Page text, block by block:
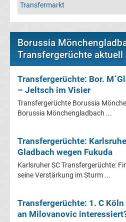
Bayer
Transfergerüchte
Bayern
München
Transfergerüchte
Borussia
Transfergerüchte
Transfermarkt
Borussia
Transfergerüchte aktuell
Transfergerüchte: Bor.
– Jeltsch im Visier
Transfergerüchte Borussia
Borussia Mönchengladbach ...
Transfergerüchte:
Gladbach wegen Fukuda
Karlsruher SC Transfergerüchte:
seine Verstärkung im Sturm ...
Transfergerüchte: 1. C Köln
an Milovanovic